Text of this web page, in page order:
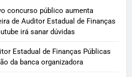
concurso público aumenta
de Auditor Estadual de Finanças
irá sanar dúvidas
Estadual de Finanças Públicas
da banca organizadora